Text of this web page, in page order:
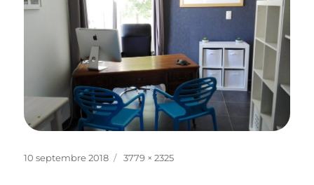
Publié
10 septembre 2018
Taille
3779 × 2325